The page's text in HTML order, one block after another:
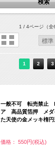
1 / 4ページ（全
1 2 3
一般不可 転売禁止
ア 高品質箔押 メ
た天使の金メッキ楕
価格： 550円(税込)